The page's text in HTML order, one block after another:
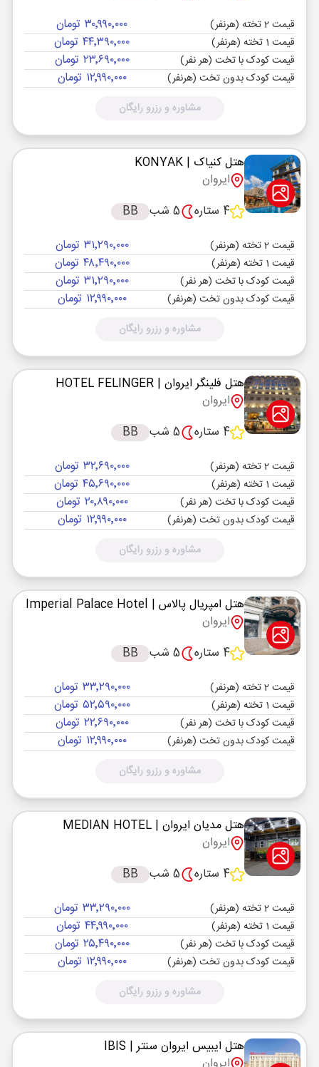
قیمت 2 تخته (هرنفر) ۳۰٬۹۹۰٬۰۰۰ تومان
قیمت 1 تخته (هرنفر) ۴۴٬۳۹۰٬۰۰۰ تومان
قیمت کودک با تخت (هر نفر) ۲۳٬۶۹۰٬۰۰۰ تومان
قیمت کودک بدون تخت (هرنفر) ۱۲٬۹۹۰٬۰۰۰ تومان
مشاوره و رزرو رایگان
هتل کنیاک | KONYAK
ایروان
4 ستاره
5 شب BB
قیمت 2 تخته (هرنفر) ۳۱٬۲۹۰٬۰۰۰ تومان
قیمت 1 تخته (هرنفر) ۴۸٬۴۹۰٬۰۰۰ تومان
قیمت کودک با تخت (هر نفر) ۳۱٬۲۹۰٬۰۰۰ تومان
قیمت کودک بدون تخت (هرنفر) ۱۲٬۹۹۰٬۰۰۰ تومان
مشاوره و رزرو رایگان
هتل فلینگر ایروان | HOTEL FELINGER
ایروان
4 ستاره
5 شب BB
قیمت 2 تخته (هرنفر) ۳۲٬۶۹۰٬۰۰۰ تومان
قیمت 1 تخته (هرنفر) ۴۵٬۶۹۰٬۰۰۰ تومان
قیمت کودک با تخت (هر نفر) ۲۰٬۸۹۰٬۰۰۰ تومان
قیمت کودک بدون تخت (هرنفر) ۱۲٬۹۹۰٬۰۰۰ تومان
مشاوره و رزرو رایگان
هتل امپریال پالاس | Imperial Palace Hotel
ایروان
4 ستاره
5 شب BB
قیمت 2 تخته (هرنفر) ۳۳٬۲۹۰٬۰۰۰ تومان
قیمت 1 تخته (هرنفر) ۵۲٬۵۹۰٬۰۰۰ تومان
قیمت کودک با تخت (هر نفر) ۲۲٬۶۹۰٬۰۰۰ تومان
قیمت کودک بدون تخت (هرنفر) ۱۲٬۹۹۰٬۰۰۰ تومان
مشاوره و رزرو رایگان
هتل مدیان ایروان | MEDIAN HOTEL
ایروان
4 ستاره
5 شب BB
قیمت 2 تخته (هرنفر) ۳۳٬۲۹۰٬۰۰۰ تومان
قیمت 1 تخته (هرنفر) ۴۴٬۹۹۰٬۰۰۰ تومان
قیمت کودک با تخت (هر نفر) ۲۵٬۴۹۰٬۰۰۰ تومان
قیمت کودک بدون تخت (هرنفر) ۱۲٬۹۹۰٬۰۰۰ تومان
مشاوره و رزرو رایگان
هتل ایبیس ایروان سنتر| IBIS